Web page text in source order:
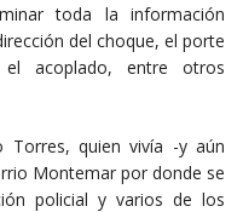
toda la información
del choque, el porte
acoplado, entre otros
Torres, quien vivía -y aún
Montemar por donde se
policial y varios de los